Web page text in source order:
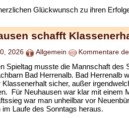
Glückwunsch zu ihren
schafft
2026 Allgemein Kommentare
Spieltag musste die Mannschaft des
Bad Herrenalb. Bad Herrenalb
Klassenerhalt sicher, außer
Für Neuhausen war klar mit einem
war man unheilbar vor
im Laufe des Sonntags heraus.